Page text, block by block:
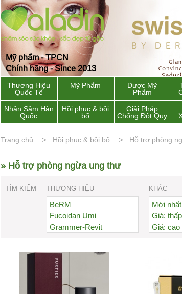
Mỹ phẩm - TPCN
Chính hãng - Since 2013
Thương Hiệu
Quốc Tế
Mỹ Phẩm
Dược Mỹ
Phẩm
Nhân Sâm Hàn
Quốc
Hồi phục & bồi
bổ
Giải Pháp
Chống Đột Quỵ
Trang chủ Hồi phục & bồi bổ Hỗ trợ phòng
» Hỗ trợ phòng ngừa ung thư
TÌM KIẾM THƯƠNG HIỆU
BeRM
Fucoidan Umi
Grammer-Revit
NatureMedic
Waki
Xlab Placenta
KHÁC
Mới nhất
Giá:
Giá: cao